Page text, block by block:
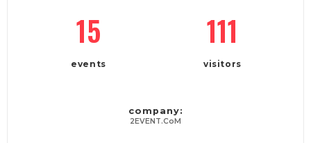
15
events
111
visitors
company:
2EVENT.CoM